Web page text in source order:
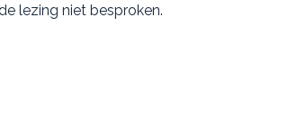
lezing niet besproken.